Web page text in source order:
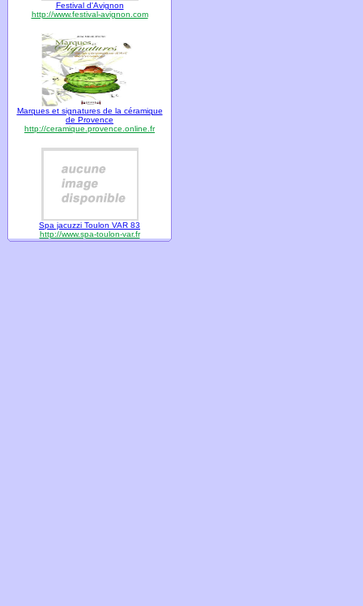
Festival d'Avignon
http://www.festival-avignon.com
Marques et signatures de la céramique
de Provence
http://ceramique.provence.online.fr
Spa jacuzzi Toulon VAR 83
http://www.spa-toulon-var.fr